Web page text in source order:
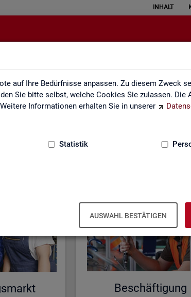
auf Ihre Bedürfnisse anpassen. Zu diesem Zweck
Sie bitte selbst, welche Cookies Sie zulassen. Die
Informationen erhalten Sie in unserer
Statistik
AUSWAHL BESTÄTIGEN
INHALT
Fachstatistiken
Be­schäf­ti­gung